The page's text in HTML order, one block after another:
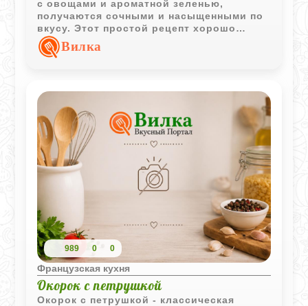
с овощами и ароматной зеленью,
получаются сочными и насыщенными по
вкусу. Этот простой рецепт хорошо
подходит как для отдыха на природе, так
и для домашнего застолья.
Вилка
989 0 0
Французская кухня
Окорок с петрушкой
Окорок с петрушкой - классическая